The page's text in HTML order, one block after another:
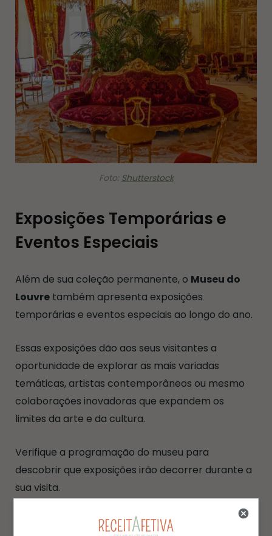
Foto: Shutterstock
Exposições Temporárias e
Eventos Especiais
Além de sua coleção permanente, o Museu do
Louvre também apresenta exposições
temporárias e eventos especiais ao longo do ano.
Essas exposições dão aos seus visitantes a
oportunidade de explorar as mais variadas
temáticas, artistas contemporâneos ou mesmo
colaborações inovadoras que expandem os
limites da arte e da cultura.
Verifique a programação do museu para
descobrir que exposições irão decorrer durante a
sua visita.